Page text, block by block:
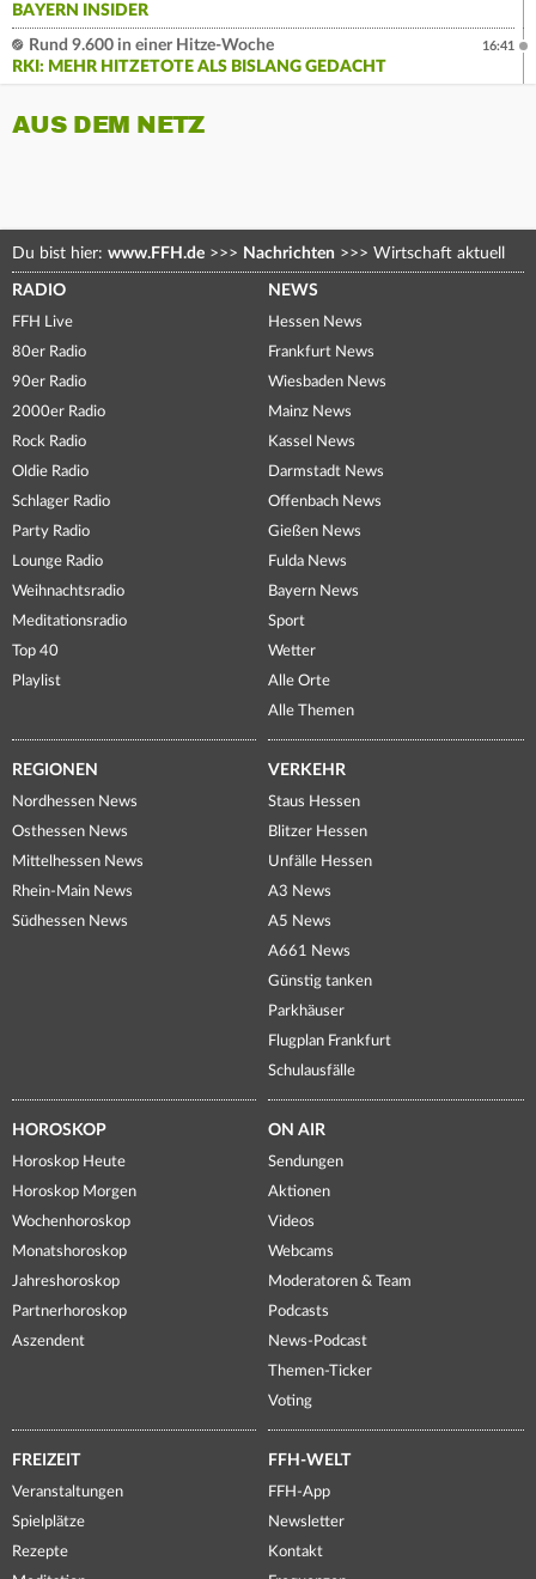
BAYERN INSIDER
Rund 9.600 in einer Hitze-Woche
RKI: MEHR HITZETOTE ALS BISLANG GEDACHT
16:41
AUS DEM NETZ
Du bist hier: www.FFH.de >>> Nachrichten >>> Wirtschaft aktuell
RADIO
FFH Live
80er Radio
90er Radio
2000er Radio
Rock Radio
Oldie Radio
Schlager Radio
Party Radio
Lounge Radio
Weihnachtsradio
Meditationsradio
Top 40
Playlist
NEWS
Hessen News
Frankfurt News
Wiesbaden News
Mainz News
Kassel News
Darmstadt News
Offenbach News
Gießen News
Fulda News
Bayern News
Sport
Wetter
Alle Orte
Alle Themen
REGIONEN
Nordhessen News
Osthessen News
Mittelhessen News
Rhein-Main News
Südhessen News
VERKEHR
Staus Hessen
Blitzer Hessen
Unfälle Hessen
A3 News
A5 News
A661 News
Günstig tanken
Parkhäuser
Flugplan Frankfurt
Schulausfälle
HOROSKOP
Horoskop Heute
Horoskop Morgen
Wochenhoroskop
Monatshoroskop
Jahreshoroskop
Partnerhoroskop
Aszendent
ON AIR
Sendungen
Aktionen
Videos
Webcams
Moderatoren & Team
Podcasts
News-Podcast
Themen-Ticker
Voting
FREIZEIT
Veranstaltungen
Spielplätze
Rezepte
FFH-WELT
FFH-App
Newsletter
Kontakt